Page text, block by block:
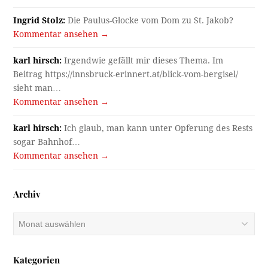
Ingrid Stolz: Die Paulus-Glocke vom Dom zu St. Jakob?
Kommentar ansehen →
karl hirsch: Irgendwie gefällt mir dieses Thema. Im
Beitrag https://innsbruck-erinnert.at/blick-vom-bergisel/
sieht man…
Kommentar ansehen →
karl hirsch: Ich glaub, man kann unter Opferung des Rests
sogar Bahnhof…
Kommentar ansehen →
Archiv
Kategorien